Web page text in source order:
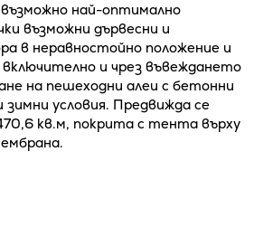
най-оптимално
възможни дървесни и
в неравностойно положение и
и чрез въвеждането
на пешеходни алеи с бетонни
условия. Предвижда се
кв.м, покрита с тента върху